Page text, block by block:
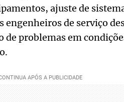
ajuste de
engenheiros de serviço
de problemas em